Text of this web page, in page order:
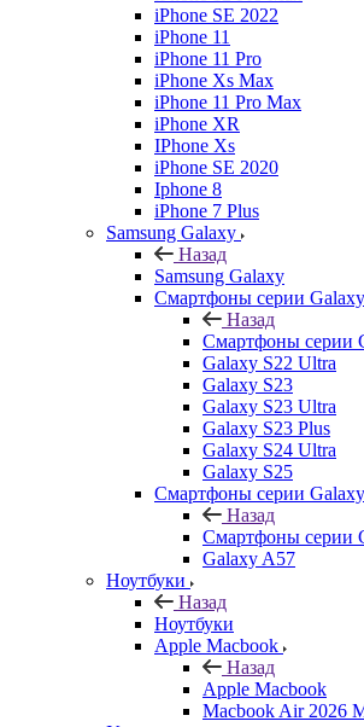
iPhone SE 2022
iPhone 11
iPhone 11 Pro
iPhone Xs Max
iPhone 11 Pro Max
iPhone XR
IPhone Xs
iPhone SE 2020
Iphone 8
iPhone 7 Plus
Samsung Galaxy
Назад
Samsung Galaxy
Смартфоны серии
Назад
Смартфоны серии
Galaxy S22 Ultra
Galaxy S23
Galaxy S23 Ultra
Galaxy S23 Plus
Galaxy S24 Ultra
Galaxy S25
Смартфоны серии
Назад
Смартфоны серии
Galaxy A57
Ноутбуки
Назад
Ноутбуки
Apple Macbook
Назад
Apple Macbook
Macbook Air 2026